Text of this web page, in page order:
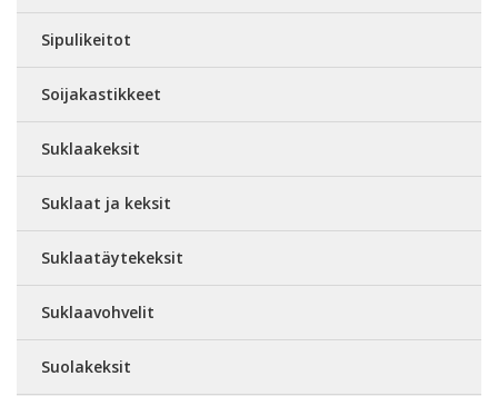
Sipulikeitot
Soijakastikkeet
Suklaakeksit
Suklaat ja keksit
Suklaatäytekeksit
Suklaavohvelit
Suolakeksit